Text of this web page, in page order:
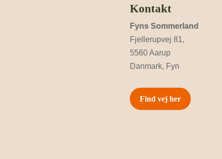
Kontakt
Fyns Sommerland
Fjellerupvej 81,
5560 Aarup
Danmark, Fyn
Find vej her